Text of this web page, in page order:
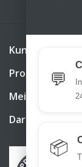
Kundendienst
Produkte
Mein Konto
DarkBull
💬
📦